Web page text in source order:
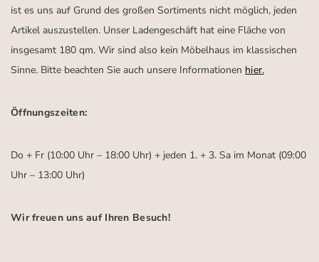
ist es uns auf Grund des großen Sortiments nicht möglich, jeden
Artikel auszustellen. Unser Ladengeschäft hat eine Fläche von
insgesamt 180 qm. Wir sind also kein Möbelhaus im klassischen
Sinne. Bitte beachten Sie auch unsere Informationen hier.
Öffnungszeiten:
Do + Fr (10:00 Uhr – 18:00 Uhr) + jeden 1. + 3. Sa im Monat (09:00
Uhr – 13:00 Uhr)
Wir freuen uns auf Ihren Besuch!